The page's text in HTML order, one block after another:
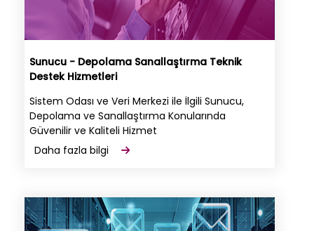
Sunucu - Depolama Sanallaştırma Teknik
Destek Hizmetleri
Sistem Odası ve Veri Merkezi ile İlgili Sunucu,
Depolama ve Sanallaştırma Konularında
Güvenilir ve Kaliteli Hizmet
Daha fazla bilgi